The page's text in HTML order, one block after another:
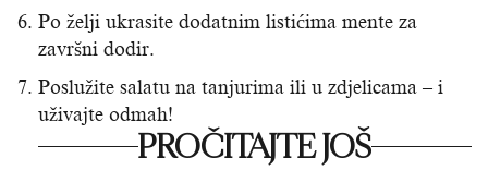
Po želji ukrasite dodatnim listićima mente za
završni dodir.
Poslužite salatu na tanjurima ili u zdjelicama – i
uživajte odmah!
PROČITAJTE JOŠ